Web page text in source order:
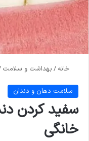
خانه / بهداشت و سلامت
سلامت دهان و دندان
سفید کردن
خانگی